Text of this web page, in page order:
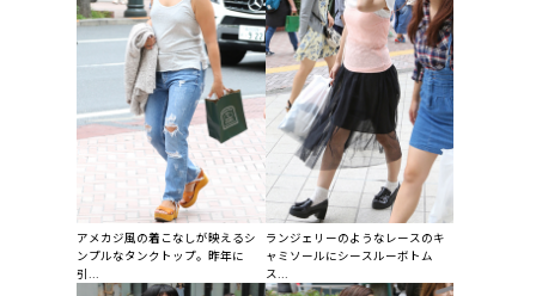
アメカジ風の着こなしが映えるシ
ンプルなタンクトップ。昨年に
引...
ランジェリーのようなレースのキ
ャミソールにシースルーボトム
ス...